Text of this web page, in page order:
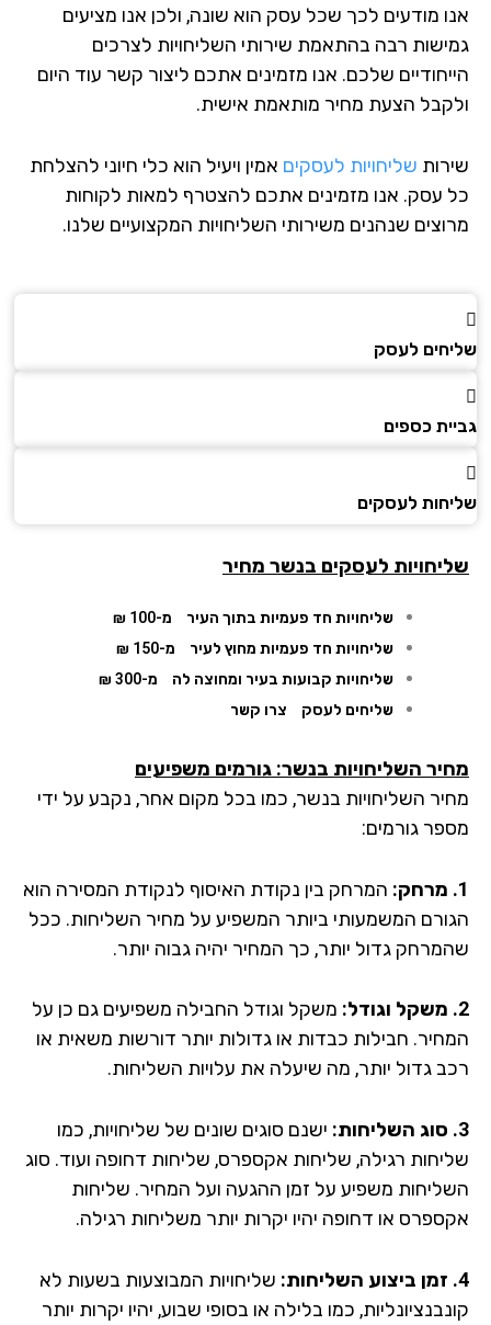
מודעים לכך שכל עסק הוא שונה, ולכן אנו מציעים
רבה בהתאמת שירותי השליחויות לצרכים
שלכם. אנו מזמינים אתכם ליצור קשר עוד היום
הצעת מחיר מותאמת אישית.
שליחויות לעסקיםאמין ויעיל הוא כלי חיוני להצלחת
עסק. אנו מזמינים אתכם להצטרף למאות לקוחות
שנהנים משירותי השליחויות המקצועיים שלנו.
לעסק
כספים
לעסקים
לעסקים בנשר מחיר
שליחויות חד פעמיות בתוך העיר
מ-100 ₪
שליחויות חד פעמיות מחוץ לעיר
מ-150 ₪
שליחויות קבועות בעיר ומחוצה לה
מ-300 ₪
שליחים לעסק
צרו קשר
השליחויות בנשר: גורמים משפיעים
השליחויות בנשר, כמו בכל מקום אחר, נקבע על ידי
גורמים:
המרחק בין נקודת האיסוף לנקודת המסירה הוא
המשמעותי ביותר המשפיע על מחיר השליחות. ככל
גדול יותר, כך המחיר יהיה גבוה יותר.
משקל וגודל החבילה משפיעים גם כן על
חבילות כבדות או גדולות יותר דורשות משאית או
גדול יותר, מה שיעלה את עלויות השליחות.
ישנם סוגים שונים של שליחויות, כמו
רגילה, שליחות אקספרס, שליחות דחופה ועוד. סוג
משפיע על זמן ההגעה ועל המחיר. שליחות
או דחופה יהיו יקרות יותר משליחות רגילה.
שליחויות המבוצעות בשעות לא
כמו בלילה או בסופי שבוע, יהיו יקרות יותר